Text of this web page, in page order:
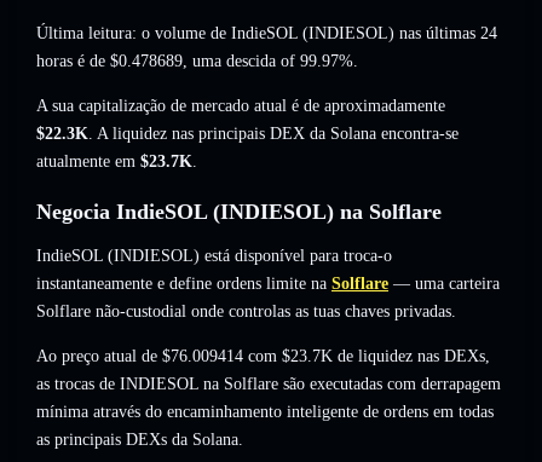
Última leitura: o volume de IndieSOL (INDIESOL) nas últimas 24
horas é de $0.478689, uma descida of 99.97%.
A sua capitalização de mercado atual é de aproximadamente
$22.3K. A liquidez nas principais DEX da Solana encontra-se
atualmente em $23.7K.
Negocia IndieSOL (INDIESOL) na Solflare
IndieSOL (INDIESOL) está disponível para troca-o
instantaneamente e define ordens limite na Solflare — uma carteira
Solflare não-custodial onde controlas as tuas chaves privadas.
Ao preço atual de $76.009414 com $23.7K de liquidez nas DEXs,
as trocas de INDIESOL na Solflare são executadas com derrapagem
mínima através do encaminhamento inteligente de ordens em todas
as principais DEXs da Solana.